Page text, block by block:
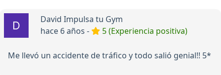
David Impulsa tu Gym
hace 6 años -
5 (Experiencia positiva)
Me llevó un accidente de tráfico y todo salió genial!! 5*